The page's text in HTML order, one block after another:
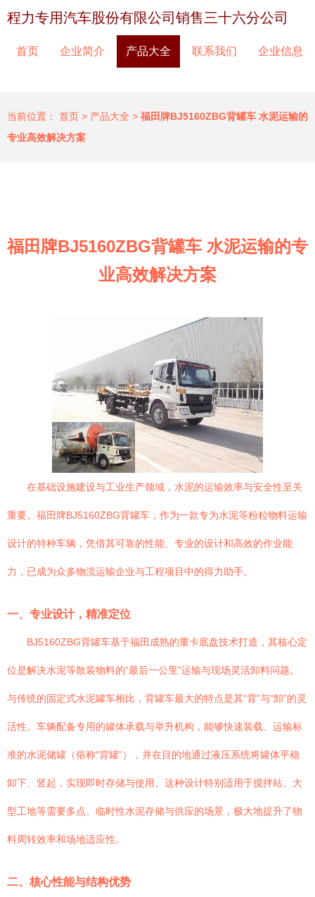
程力专用汽车股份有限公司销售三十六分公司
首页 企业简介 产品大全 联系我们 企业信息
当前位置： 首页 > 产品大全 > 福田牌BJ5160ZBG背罐车 水泥运输的
专业高效解决方案
福田牌BJ5160ZBG背罐车 水泥运输的专
业高效解决方案
在基础设施建设与工业生产领域，水泥的运输效率与安全性至关
重要。福田牌BJ5160ZBG背罐车，作为一款专为水泥等粉粒物料运输
设计的特种车辆，凭借其可靠的性能、专业的设计和高效的作业能
力，已成为众多物流运输企业与工程项目中的得力助手。
一、专业设计，精准定位
BJ5160ZBG背罐车基于福田成熟的重卡底盘技术打造，其核心定
位是解决水泥等散装物料的“最后一公里”运输与现场灵活卸料问题。
与传统的固定式水泥罐车相比，背罐车最大的特点是其“背”与“卸”的灵
活性。车辆配备专用的罐体承载与举升机构，能够快速装载、运输标
准的水泥储罐（俗称“背罐”），并在目的地通过液压系统将罐体平稳
卸下、竖起，实现即时存储与使用。这种设计特别适用于搅拌站、大
型工地等需要多点、临时性水泥存储与供应的场景，极大地提升了物
料周转效率和场地适应性。
二、核心性能与结构优势